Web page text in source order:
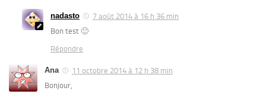
nadasto
7 août 2014 à 16 h 36 min
Bon test 🙂
Répondre
Ana
11 octobre 2014 à 12 h 38 min
Bonjour,